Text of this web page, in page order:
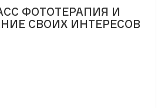
ФОТОТЕРАПИЯ И
СВОИХ ИНТЕРЕСОВ